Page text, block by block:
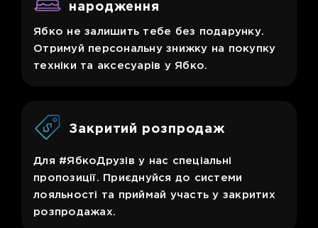
народження
Ябко не залишить тебе без подарунку.
Отримуй персональну знижку на покупку
техніки та аксесуарів у Ябко.
Закритий розпродаж
Для #ЯбкоДрузів у нас спеціальні
пропозиції. Приєднуйся до системи
лояльності та приймай участь у закритих
розпродажах.